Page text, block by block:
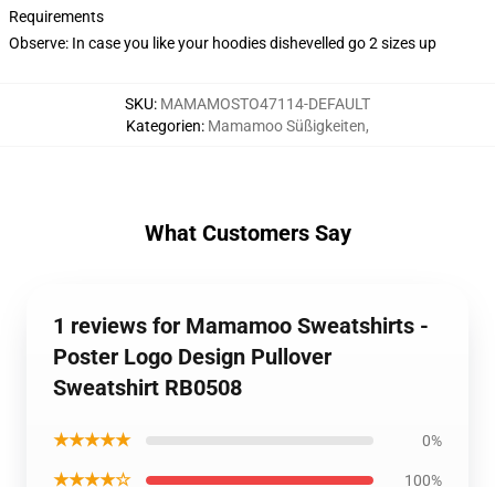
Requirements
Observe: In case you like your hoodies dishevelled go 2 sizes up
SKU: MAMAMOSTO47114-DEFAULT
Kategorien: Mamamoo Süßigkeiten,
What Customers Say
1 reviews for Mamamoo Sweatshirts -
Poster Logo Design Pullover
Sweatshirt RB0508
★★★★★ 0%
★★★★☆ 100%